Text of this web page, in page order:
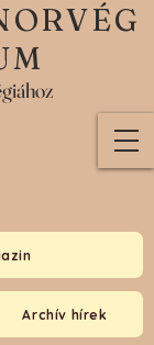
Archív hírek